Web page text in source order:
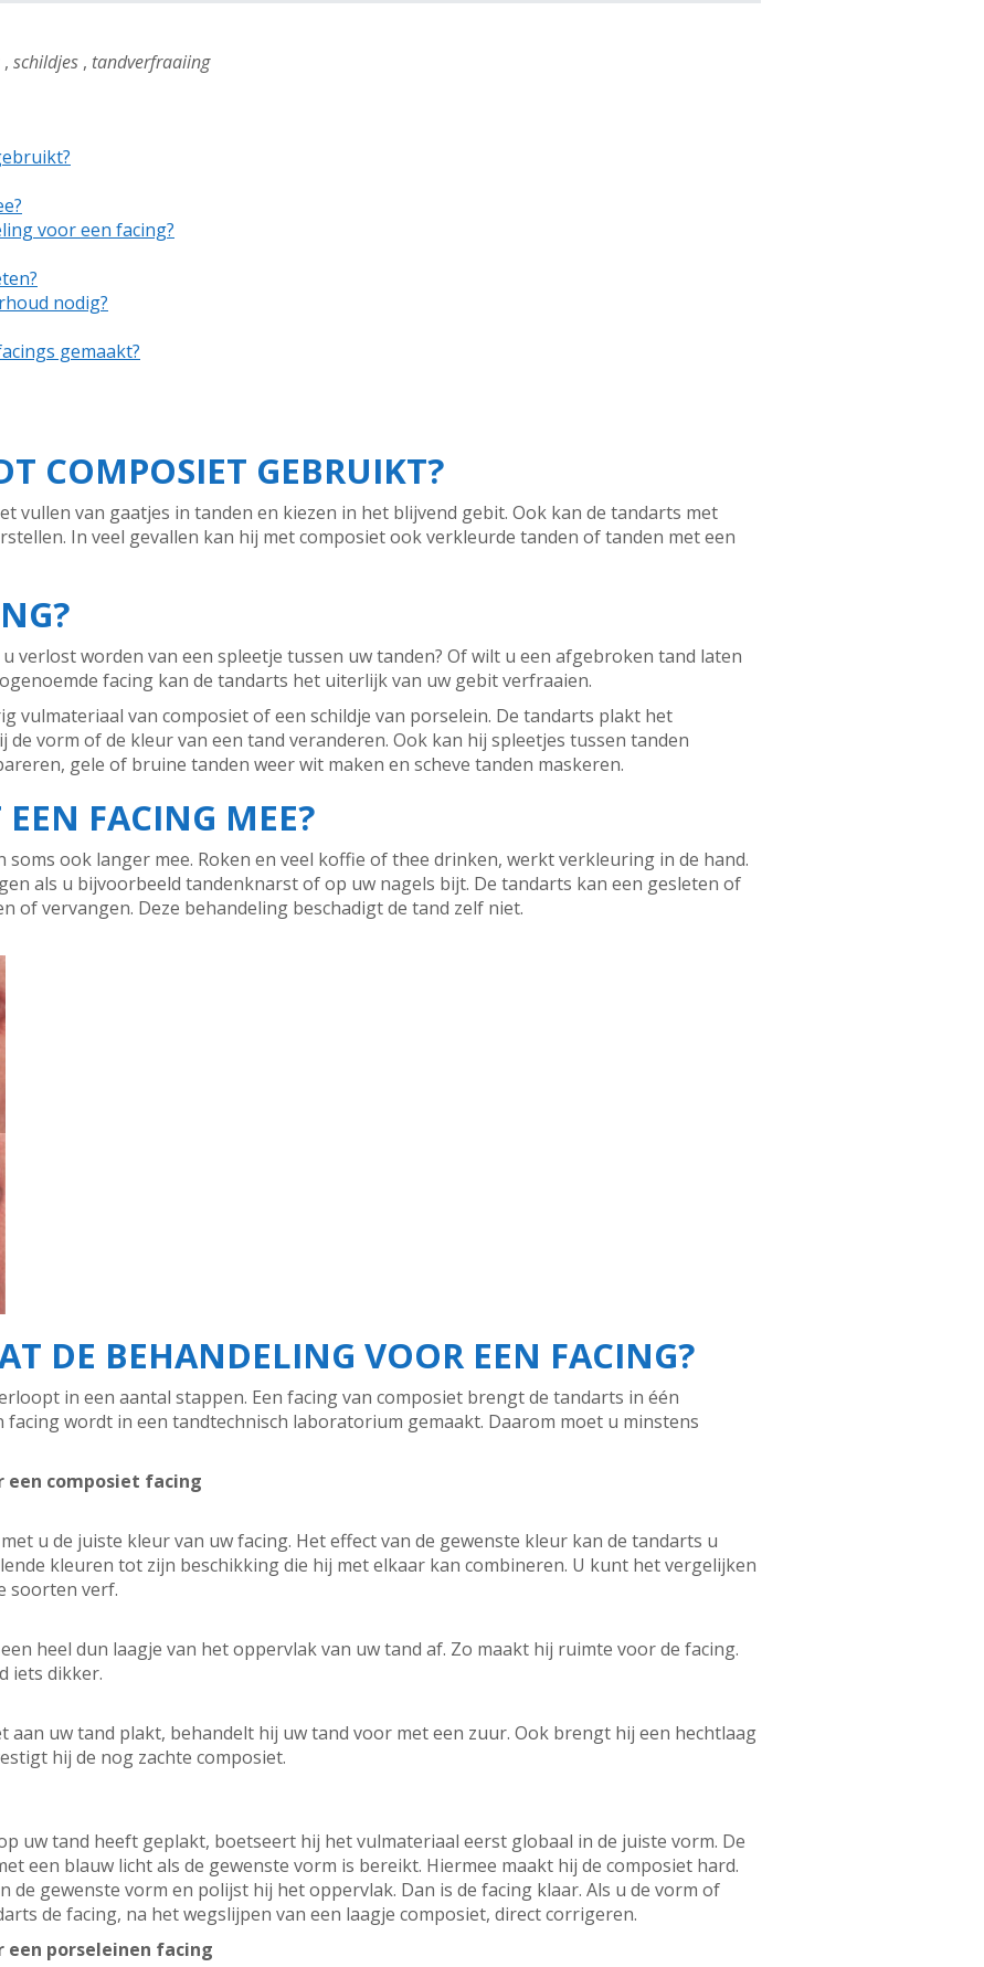
, schildjes , tandverfraaiing
voor een facing?
nodig?
gemaakt?
COMPOSIET GEBRUIKT?
vullen van gaatjes in tanden en kiezen in het blijvend gebit. Ook kan de tandarts met
In veel gevallen kan hij met composiet ook verkleurde tanden of tanden met een
verlost worden van een spleetje tussen uw tanden? Of wilt u een afgebroken tand laten
facing kan de tandarts het uiterlijk van uw gebit verfraaien.
vulmateriaal van composiet of een schildje van porselein. De tandarts plakt het
de vorm of de kleur van een tand veranderen. Ook kan hij spleetjes tussen tanden
gele of bruine tanden weer wit maken en scheve tanden maskeren.
FACING MEE?
ook langer mee. Roken en veel koffie of thee drinken, werkt verkleuring in de hand.
als u bijvoorbeeld tandenknarst of op uw nagels bijt. De tandarts kan een gesleten of
of vervangen. Deze behandeling beschadigt de tand zelf niet.
DE BEHANDELING VOOR EEN FACING?
in een aantal stappen. Een facing van composiet brengt de tandarts in één
facing wordt in een tandtechnisch laboratorium gemaakt. Daarom moet u minstens
een composiet facing
u de juiste kleur van uw facing. Het effect van de gewenste kleur kan de tandarts u
kleuren tot zijn beschikking die hij met elkaar kan combineren. U kunt het vergelijken
soorten verf.
heel dun laagje van het oppervlak van uw tand af. Zo maakt hij ruimte voor de facing.
iets dikker.
aan uw tand plakt, behandelt hij uw tand voor met een zuur. Ook brengt hij een hechtlaag
hij de nog zachte composiet.
uw tand heeft geplakt, boetseert hij het vulmateriaal eerst globaal in de juiste vorm. De
een blauw licht als de gewenste vorm is bereikt. Hiermee maakt hij de composiet hard.
de gewenste vorm en polijst hij het oppervlak. Dan is de facing klaar. Als u de vorm of
de facing, na het wegslijpen van een laagje composiet, direct corrigeren.
een porseleinen facing